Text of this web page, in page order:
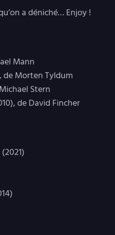
a déniché… Enjoy !
Mann
de Morten Tyldum
Stern
de David Fincher